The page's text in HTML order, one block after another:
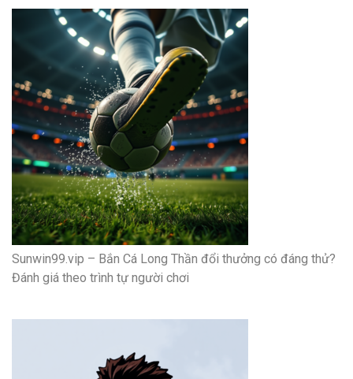
Sunwin99.vip – Bắn Cá Long Thần đổi thưởng có đáng thử?
Đánh giá theo trình tự người chơi